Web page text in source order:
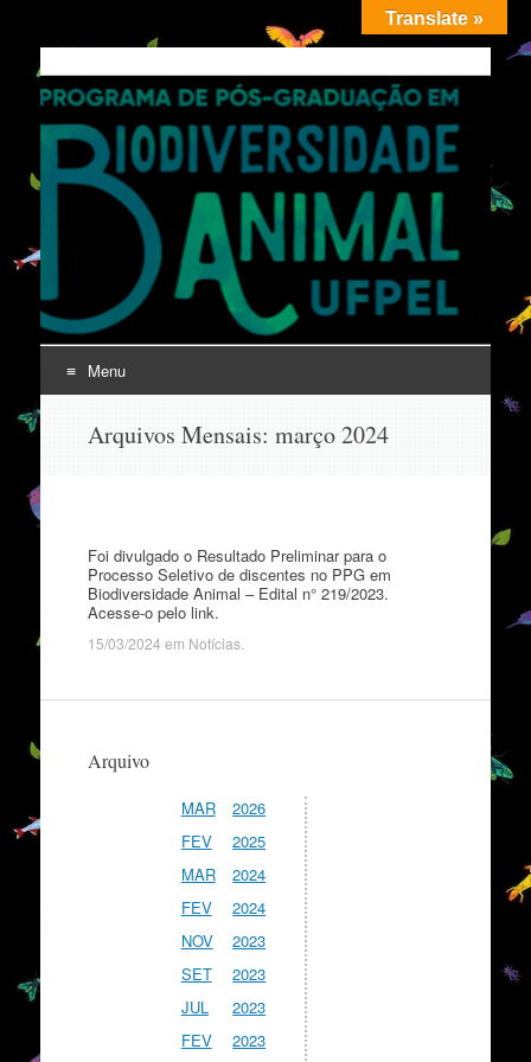
PPGBDiv
UFPel
Menu
Arquivos Mensais: março 2024
Foi divulgado o Resultado Preliminar para o
Processo Seletivo de discentes no PPG em
Biodiversidade Animal – Edital n° 219/2023.
Acesse-o pelo link.
15/03/2024 em Notícias.
Arquivo
MAR
2026
FEV
2025
MAR
2024
FEV
2024
NOV
2023
SET
2023
JUL
2023
FEV
2023
Translate »